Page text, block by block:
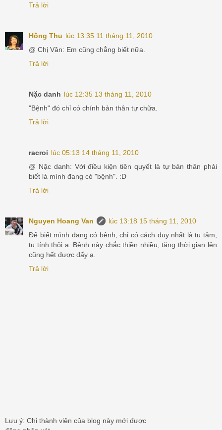
Trả lời
Hồng Thu lúc 13:35 11 tháng 11, 2010
@ Chị Vân: Em cũng chẳng biết nữa.
Trả lời
Nặc danh lúc 12:35 13 tháng 11, 2010
"Bệnh" đó chỉ có chính bản thân tự chữa.
Trả lời
racroi lúc 05:13 14 tháng 11, 2010
@ Nặc danh: Với điều kiện tiên quyết là tự bản thân phải
biết là mình đang có "bệnh". :D
Trả lời
Nguyen Hoang Van
lúc 13:18 15 tháng 11, 2010
Để biết mình đang có bệnh, chỉ có cách duy nhất là tu tâm,
tu tính thôi ạ. Bệnh này chắc thiền nhiều, tăng thời gian lên
cũng hết được đấy ạ.
Trả lời
Lưu ý: Chỉ thành viên của blog này mới được